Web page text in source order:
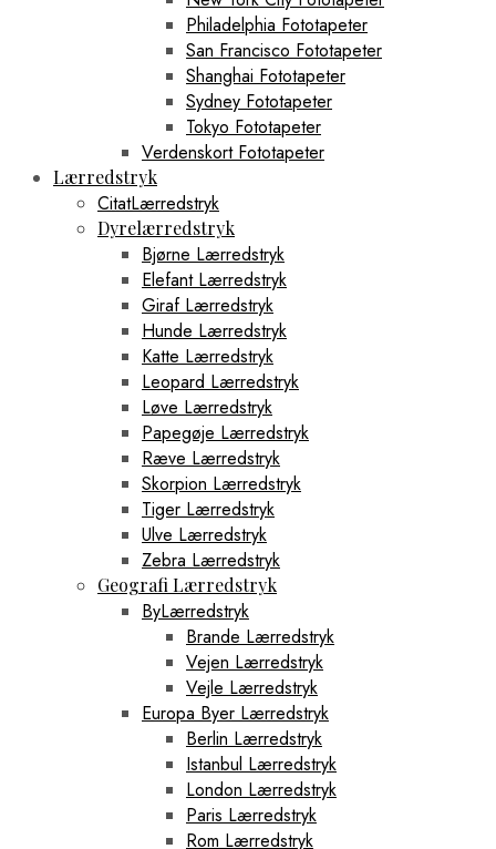
Philadelphia Fototapeter
San Francisco Fototapeter
Shanghai Fototapeter
Sydney Fototapeter
Tokyo Fototapeter
Verdenskort Fototapeter
Lærredstryk
CitatLærredstryk
Dyrelærredstryk
Bjørne Lærredstryk
Elefant Lærredstryk
Giraf Lærredstryk
Hunde Lærredstryk
Katte Lærredstryk
Leopard Lærredstryk
Løve Lærredstryk
Papegøje Lærredstryk
Ræve Lærredstryk
Skorpion Lærredstryk
Tiger Lærredstryk
Ulve Lærredstryk
Zebra Lærredstryk
Geografi Lærredstryk
ByLærredstryk
Brande Lærredstryk
Vejen Lærredstryk
Vejle Lærredstryk
Europa Byer Lærredstryk
Berlin Lærredstryk
Istanbul Lærredstryk
London Lærredstryk
Paris Lærredstryk
Rom Lærredstryk